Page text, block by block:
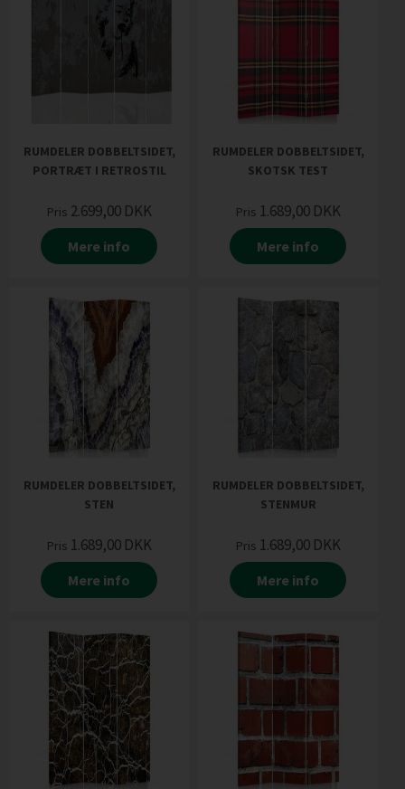
RUMDELER DOBBELTSIDET,
PORTRÆT I RETROSTIL
Pris 2.699,00 DKK
Mere info
RUMDELER DOBBELTSIDET,
SKOTSK TEST
Pris 1.689,00 DKK
Mere info
RUMDELER DOBBELTSIDET,
STEN
Pris 1.689,00 DKK
Mere info
RUMDELER DOBBELTSIDET,
STENMUR
Pris 1.689,00 DKK
Mere info